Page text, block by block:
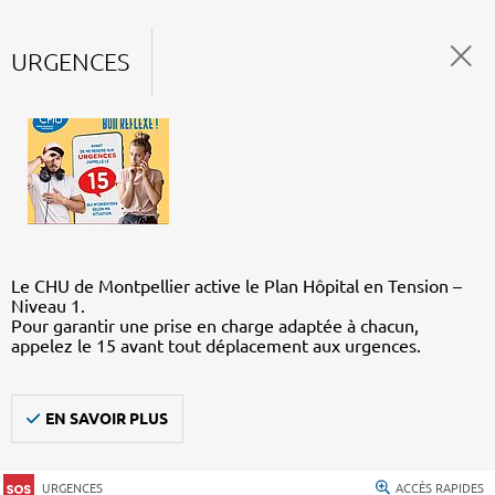
URGENCES
Le CHU de Montpellier active le Plan Hôpital en Tension –
Niveau 1.
Pour garantir une prise en charge adaptée à chacun,
appelez le 15 avant tout déplacement aux urgences.
EN SAVOIR PLUS
URGENCES ACCÈS RAPIDES